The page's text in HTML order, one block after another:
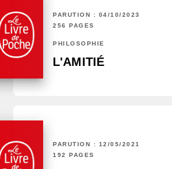
PARUTION : 04/10/2023
256 PAGES
PHILOSOPHIE
L'AMITIÉ
PARUTION : 12/05/2021
192 PAGES